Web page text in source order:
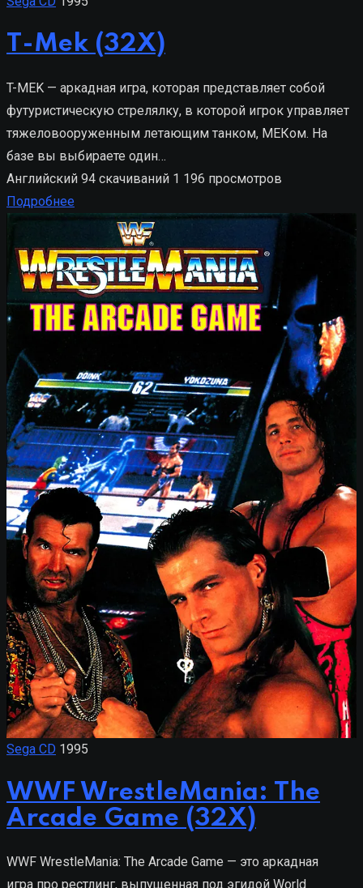
T-Mek (32X)
T-MEK — аркадная игра, которая представляет собой
футуристическую стрелялку, в которой игрок управляет
тяжеловооруженным летающим танком, МЕКом. На
базе вы выбираете один…
Английский 94 скачиваний 1 196 просмотров
Подробнее
Sega CD 1995
WWF WrestleMania: The
Arcade Game (32X)
WWF WrestleMania: The Arcade Game — это аркадная
игра про рестлинг, выпущенная под эгидой World